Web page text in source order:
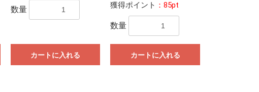
数量
カートに入れる
獲得ポイント ：85pt
数量
カートに入れる